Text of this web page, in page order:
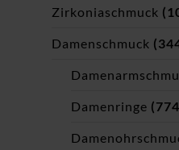
Zirkoniaschmuck
Damenschmuck
Damenringe